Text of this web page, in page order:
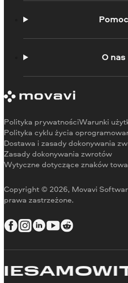
Produkty dla Mac
Pomoc
Portal edukacyjny
Ograniczenia wersji
Zwrot środków
O nas
Referencje
Dlaczego warto wybrać
Do pracy
Copyright © 2026, Movavi
prawa zastrzeżone.
Polityka prywatnościWarunki
Polityka cyklu życia
Dostawa i zasady dokonywania
Zasady dokonywania zwrotów
Wytyczne dotyczące znaków